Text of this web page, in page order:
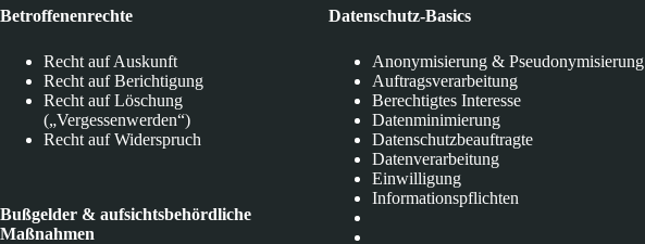
Betroffenenrechte
Recht auf Auskunft
Recht auf Berichtigung
Recht auf Löschung
(„Vergessenwerden“)
Recht auf Widerspruch
Bußgelder & aufsichtsbehördliche
Maßnahmen
Datenschutz-Basics
Anonymisierung & Pseudonymisierung
Auftragsverarbeitung
Berechtigtes Interesse
Datenminimierung
Datenschutzbeauftragte
Datenverarbeitung
Einwilligung
Informationspflichten